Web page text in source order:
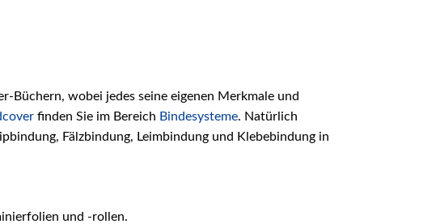
Büchern, wobei jedes seine eigenen Merkmale und
finden Sie im Bereich Bindesysteme. Natürlich
Fälzbindung, Leimbindung und Klebebindung in
und -rollen.